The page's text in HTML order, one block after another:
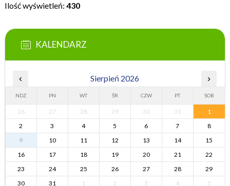
Ilość wyświetleń: 430
KALENDARZ
‹ Sierpień 2026 ›
NDZ PN WT ŚR CZW PT SOB
26 27 28 29 30 31
1
2
3 4 5 6 7
8
9
10 11 12 13 14
15
16
17 18 19 20 21
22
23
24 25 26 27 28
29
30
31 1 2 3 4 5